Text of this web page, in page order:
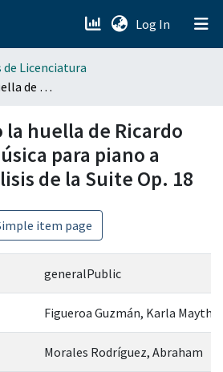
Log In (current)
de Licenciatura
Reconociendo la huella de Ricardo Castro en la música para piano a través del análisis de la Suite Op. 18
la huella de Ricardo
para piano a
de la Suite Op. 18
item page
generalPublic
Figueroa Guzmán, Karla Maythé
Morales Rodríguez, Abraham